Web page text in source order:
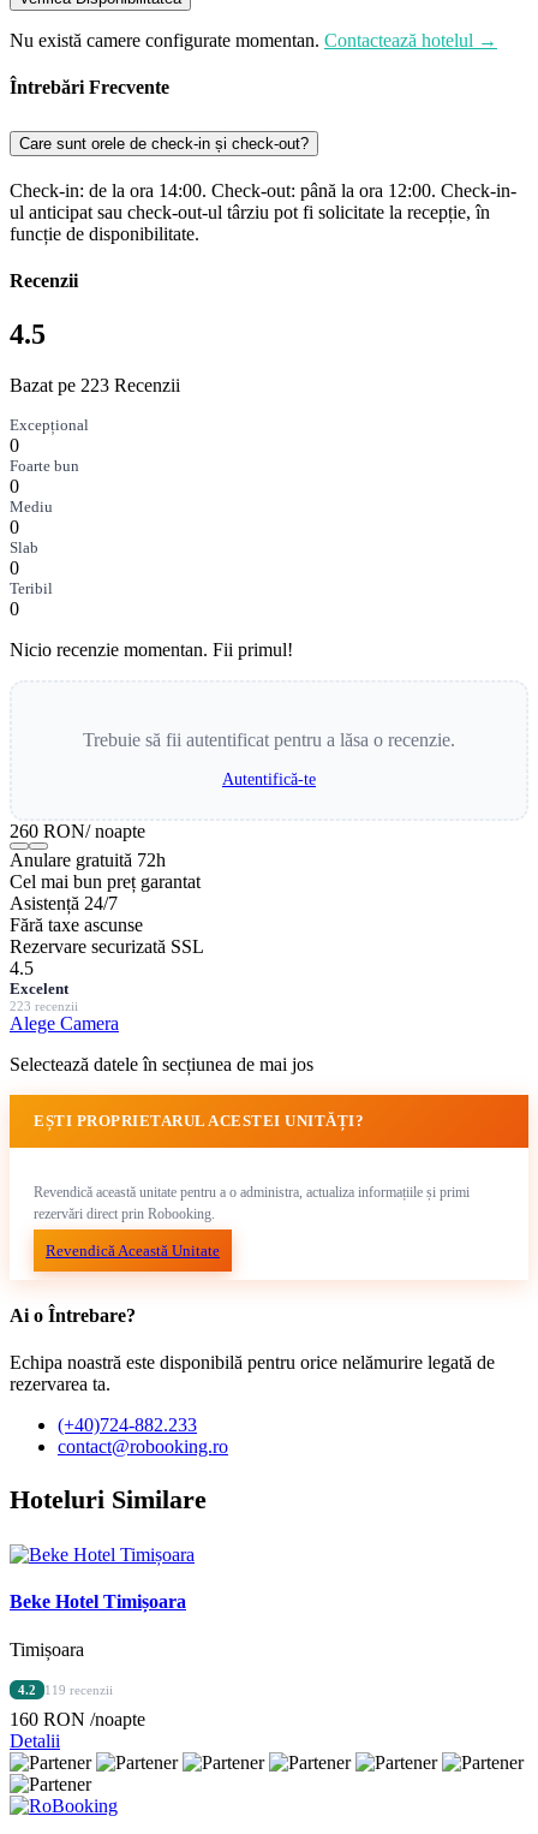
Nu există camere configurate momentan. Contactează hotelul →
Întrebări Frecvente
Care sunt orele de check-in și check-out?
Check-in: de la ora 14:00. Check-out: până la ora 12:00. Check-in-
ul anticipat sau check-out-ul târziu pot fi solicitate la recepție, în
funcție de disponibilitate.
Recenzii
4.5
Bazat pe 223 Recenzii
Excepțional
0
Foarte bun
0
Mediu
0
Slab
0
Teribil
0
Nicio recenzie momentan. Fii primul!
Trebuie să fii autentificat pentru a lăsa o recenzie.
Autentifică-te
260 RON/ noapte
Anulare gratuită 72h
Cel mai bun preț garantat
Asistență 24/7
Fără taxe ascunse
Rezervare securizată SSL
4.5
Excelent
223 recenzii
Alege Camera
Selectează datele în secțiunea de mai jos
EȘTI PROPRIETARUL ACESTEI UNITĂȚI?
Revendică această unitate pentru a o administra, actualiza informațiile și primi
rezervări direct prin Robooking.
Revendică Această Unitate
Ai o Întrebare?
Echipa noastră este disponibilă pentru orice nelămurire legată de
rezervarea ta.
(+40)724-882.233
contact@robooking.ro
Hoteluri Similare
Beke Hotel Timișoara
Timișoara
4.2 119 recenzii
160 RON /noapte
Detalii